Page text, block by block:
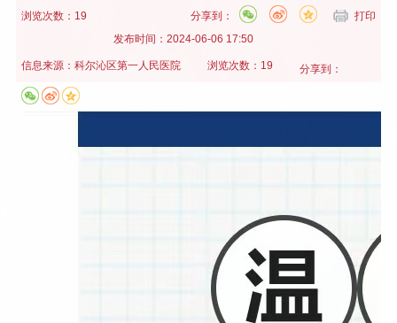
浏览次数：19 打印
分享到：
发布时间： 2024-06-06 17:50
信息来源： 科尔沁区第一人民医院 浏览次数：19 分享到：